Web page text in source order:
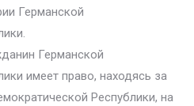
Германской
Германской
имеет право, находясь за
Республики, на